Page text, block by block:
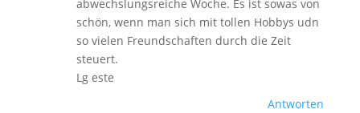
abwechslungsreiche Woche. Es ist sowas von
schön, wenn man sich mit tollen Hobbys udn
so vielen Freundschaften durch die Zeit
steuert.
Lg este
Antworten